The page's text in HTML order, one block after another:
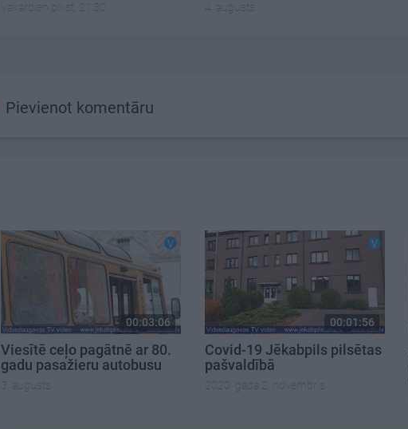
Vakardien plkst. 21:30 4. augusts
Pievienot komentāru
00:03:06
Viesītē ceļo pagātnē ar 80.
gadu pasažieru autobusu
3. augusts
00:01:56
Covid-19 Jēkabpils pilsētas
pašvaldībā
2020. gada 2. novembris